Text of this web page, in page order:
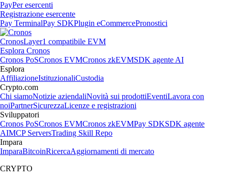
PayPer esercenti
Registrazione esercente
Pay TerminalPay SDKPlugin eCommercePronostici
CronosLayer1 compatibile EVM
Esplora Cronos
Cronos PoSCronos EVMCronos zkEVMSDK agente AI
Esplora
AffiliazioneIstituzionaliCustodia
Crypto.com
Chi siamoNotizie aziendaliNovità sui prodottiEventiLavora con
noiPartnerSicurezzaLicenze e registrazioni
Sviluppatori
Cronos PoSCronos EVMCronos zkEVMPay SDKSDK agente
AIMCP ServersTrading Skill Repo
Impara
ImparaBitcoinRicercaAggiornamenti di mercato
CRYPTO